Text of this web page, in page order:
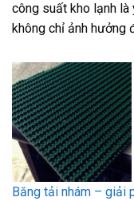
công suất kho lạnh là
không chỉ ảnh hưởng
Băng tải nhám – giải